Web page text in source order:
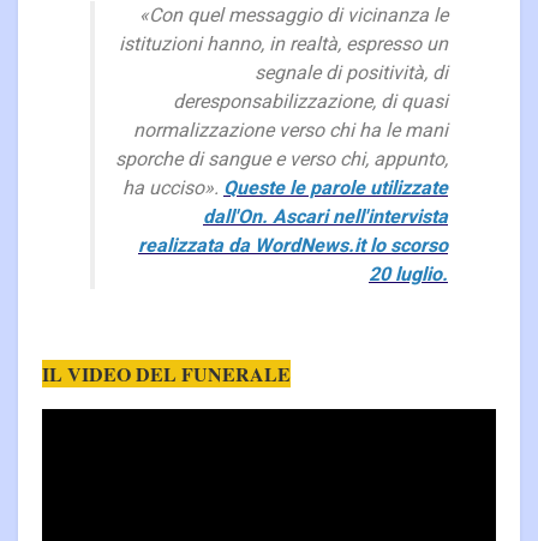
«Con quel messaggio di vicinanza le
istituzioni hanno, in realtà, espresso un
segnale di positività, di
deresponsabilizzazione, di quasi
normalizzazione verso chi ha le mani
sporche di sangue e verso chi, appunto,
ha ucciso». Queste le parole utilizzate
dall'On. Ascari nell'intervista
realizzata da WordNews.it lo scorso
20 luglio.
IL VIDEO DEL FUNERALE